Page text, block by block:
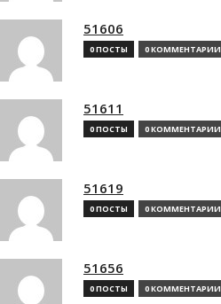
51606
0 ПОСТЫ 0 КОММЕНТАРИИ
51611
0 ПОСТЫ 0 КОММЕНТАРИИ
51619
0 ПОСТЫ 0 КОММЕНТАРИИ
51656
0 ПОСТЫ 0 КОММЕНТАРИИ